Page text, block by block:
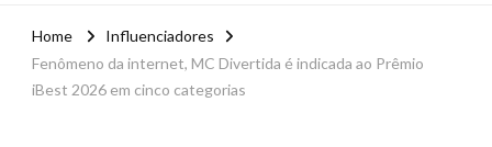
Home
Influenciadores
Fenômeno da internet, MC Divertida é indicada ao Prêmio
iBest 2026 em cinco categorias